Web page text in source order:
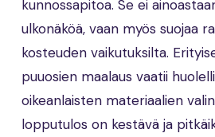
kunnossapitoa. Se ei
ulkonäköä, vaan myös suojaa
kosteuden vaikutuksilta.
puuosien maalaus vaatii
oikeanlaisten materiaalien
lopputulos on kestävä ja